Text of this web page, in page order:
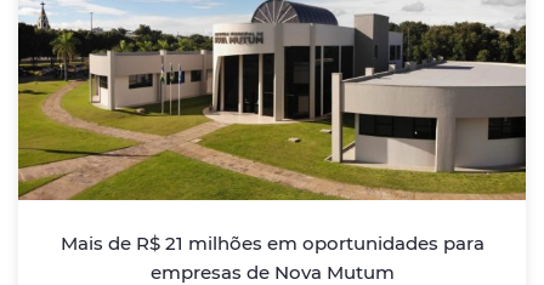
Mais de R$ 21 milhões em oportunidades para
empresas de Nova Mutum
Mais de R$ 21 milhões em oportunidades
para empresas de Nova Mutum
ACENM/CDL alerta empresários sobre editais de
credenciamento da Prefeitura e incentiva
participação das empresas locais nas compras